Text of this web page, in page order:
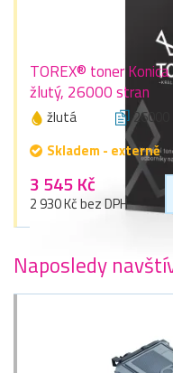
TOREX® toner
žlutý, 26000 stran
žlutá 26000
Skladem - externě
3 545 Kč
2 930 Kč bez DPH
Naposledy